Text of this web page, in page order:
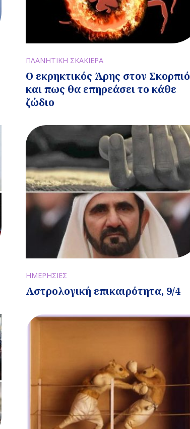
ΠΛΑΝΗΤΙΚΗ ΣΚΑΚΙΕΡΑ
Ο εκρηκτικός Άρης στον Σκορπιό
και πως θα επηρεάσει το κάθε
ζώδιο
ΗΜΕΡΗΣΙΕΣ
Αστρολογική επικαιρότητα, 9/4